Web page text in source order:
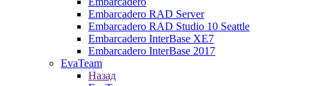
Embarcadero RAD Server
Embarcadero RAD Studio 10 Seattle
Embarcadero InterBase XE7
Embarcadero InterBase 2017
EvaTeam
Назад